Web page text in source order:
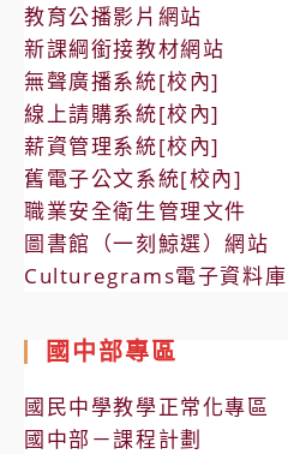
教育公播影片網站
新課綱銜接教材網站
無聲廣播系統[校內]
線上請購系統[校內]
薪資管理系統[校內]
舊電子公文系統[校內]
職業安全衛生管理文件
圖書館（一刻鯨選）網站
Culturegrams電子資料庫
國中部專區
國民中學教學正常化專區
國中部－課程計劃